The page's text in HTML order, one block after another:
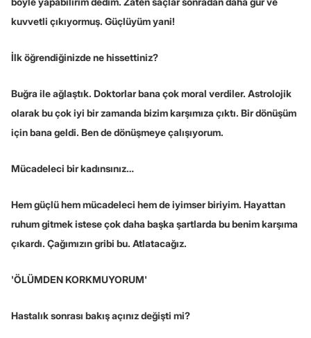
kuvvetli çıkıyormuş. Güçlüyüm yani!
İlk öğrendiğinizde ne hissettiniz?
Buğra ile ağlaştık. Doktorlar bana çok moral verdiler. Astrolojik
olarak bu çok iyi bir zamanda bizim karşımıza çıktı. Bir dönüşüm
için bana geldi. Ben de dönüşmeye çalışıyorum.
Mücadeleci bir kadınsınız…
Hem güçlü hem mücadeleci hem de iyimser biriyim. Hayattan
ruhum gitmek istese çok daha başka şartlarda bu benim karşıma
çıkardı. Çağımızın gribi bu. Atlatacağız.
'ÖLÜMDEN KORKMUYORUM'
Hastalık sonrası bakış açınız değişti mi?